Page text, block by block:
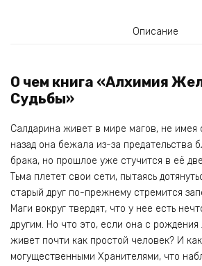
Описание
О чем книга «Алхимия
Судьбы»
Салдарина живет в мире магов, не имея
назад она бежала из-за предательства
брака, но прошлое уже стучится в её
Тьма плетет свои сети, пытаясь
старый друг по-прежнему стремится
Маги вокруг твердят, что у нее есть
другим. Но что это, если она с
живет почти как простой человек? И
могущественными Хранителями, что